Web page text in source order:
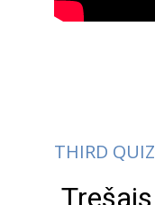
THIRD QUIZ